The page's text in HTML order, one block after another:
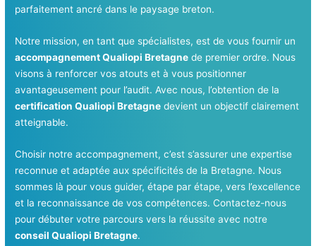
parfaitement ancré dans le paysage breton.
Notre mission, en tant que spécialistes, est de vous fournir un
accompagnement Qualiopi Bretagne de premier ordre. Nous
visons à renforcer vos atouts et à vous positionner
avantageusement pour l’audit. Avec nous, l’obtention de la
certification Qualiopi Bretagne devient un objectif clairement
atteignable.
Choisir notre accompagnement, c’est s’assurer une expertise
reconnue et adaptée aux spécificités de la Bretagne. Nous
sommes là pour vous guider, étape par étape, vers l’excellence
et la reconnaissance de vos compétences. Contactez-nous
pour débuter votre parcours vers la réussite avec notre
conseil Qualiopi Bretagne.